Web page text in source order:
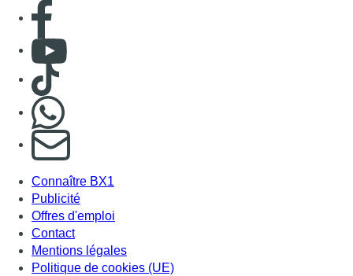
Consulter page Facebook
Consulter Youtube
Consulter TikTok
S'abonner à notre newsletter
Connaître BX1
Publicité
Offres d'emploi
Contact
Mentions légales
Politique de cookies (UE)